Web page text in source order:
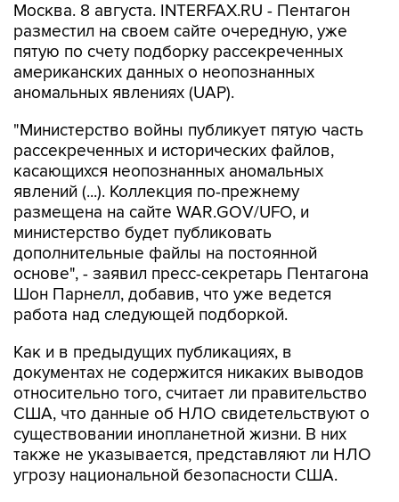
Москва. 8 августа. INTERFAX.RU - Пентагон
разместил на своем сайте очередную, уже
пятую по счету подборку рассекреченных
американских данных о неопознанных
аномальных явлениях (UAP).
"Министерство войны публикует пятую часть
рассекреченных и исторических файлов,
касающихся неопознанных аномальных
явлений (...). Коллекция по-прежнему
размещена на сайте WAR.GOV/UFO, и
министерство будет публиковать
дополнительные файлы на постоянной
основе", - заявил пресс-секретарь Пентагона
Шон Парнелл, добавив, что уже ведется
работа над следующей подборкой.
Как и в предыдущих публикациях, в
документах не содержится никаких выводов
относительно того, считает ли правительство
США, что данные об НЛО свидетельствуют о
существовании инопланетной жизни. В них
также не указывается, представляют ли НЛО
угрозу национальной безопасности США.